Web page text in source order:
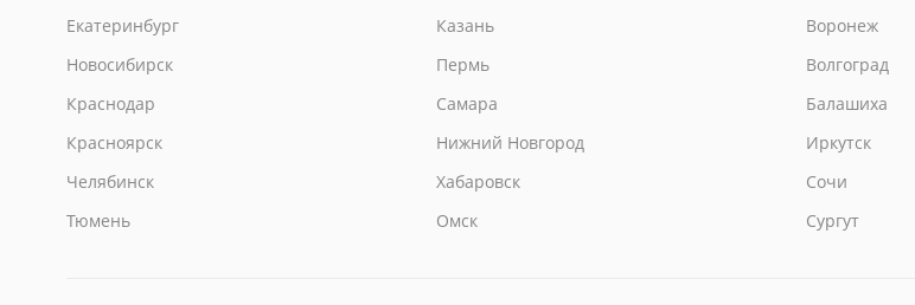
Екатеринбург
Новосибирск
Краснодар
Красноярск
Челябинск
Тюмень
Казань
Пермь
Самара
Нижний Новгород
Хабаровск
Омск
Воронеж
Волгоград
Балашиха
Иркутск
Сочи
Сургут